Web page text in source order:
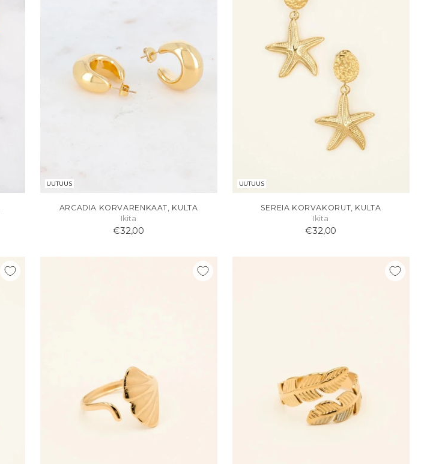
UUTUUS
ARCADIA KORVARENKAAT, KULTA
Ikita
€32,00
UUTUUS
SEREIA KORVAKORUT, KULTA
Ikita
€32,00